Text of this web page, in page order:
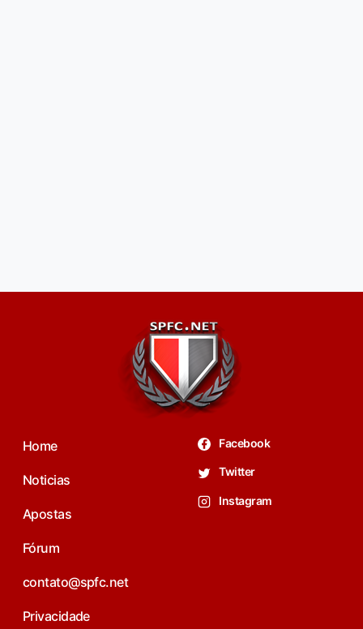
Home
Noticias
Apostas
Fórum
contato@spfc.net
Privacidade
Facebook
Twitter
Instagram